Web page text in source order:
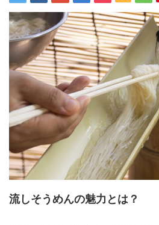
流しそうめんの魅力とは？